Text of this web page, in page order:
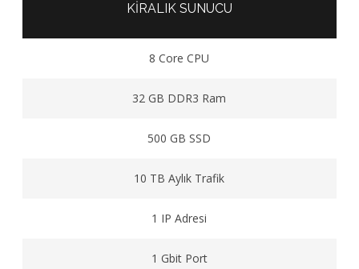
KIRALIK SUNUCU
8 Core CPU
32 GB DDR3 Ram
500 GB SSD
10 TB Aylık Trafik
1 IP Adresi
1 Gbit Port